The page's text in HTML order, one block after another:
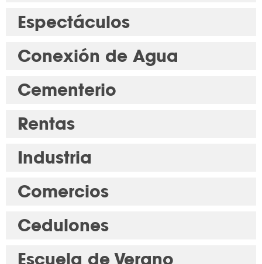
Espectáculos
Conexión de Agua
Cementerio
Rentas
Industria
Comercios
Cedulones
Escuela de Verano